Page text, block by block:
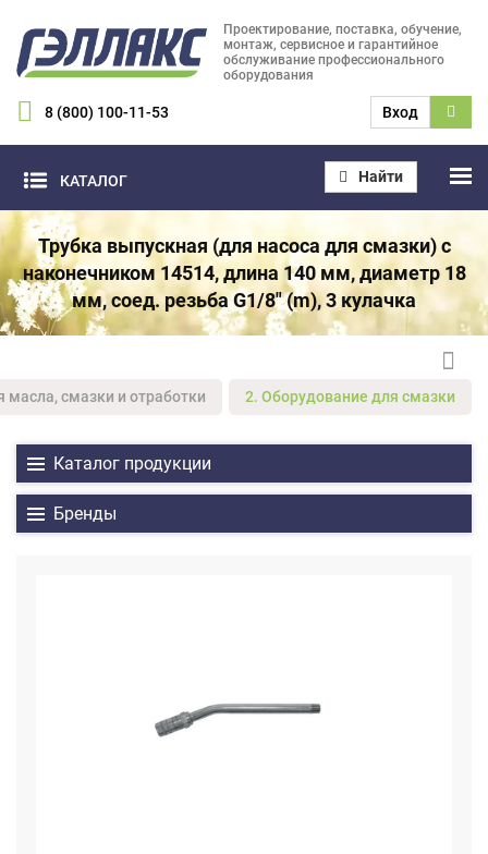
Проектирование, поставка, обучение,
монтаж, сервисное и гарантийное
обслуживание профессионального
оборудования
8 (800) 100-11-53 Вход
КАТАЛОГ Найти
Трубка выпускная (для насоса для смазки) с
наконечником 14514, длина 140 мм, диаметр 18
мм, соед. резьба G1/8" (m), 3 кулачка
смазки и отработки 2. Оборудование для смазки
Каталог продукции
Бренды